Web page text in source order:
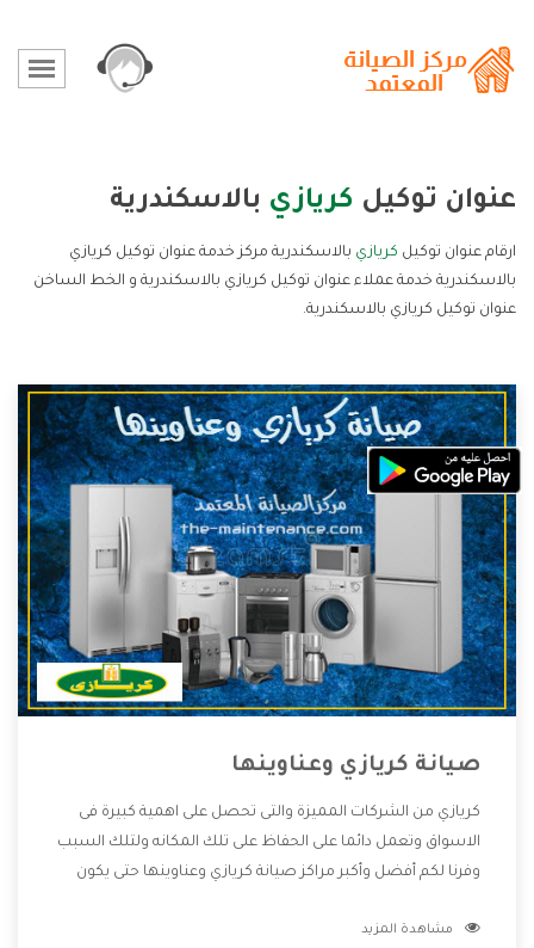
عنوان توكيل كريازي بالاسكندرية
ارقام عنوان توكيل كريازي بالاسكندرية مركز خدمة عنوان توكيل كريازي
بالاسكندرية خدمة عملاء عنوان توكيل كريازي بالاسكندرية و الخط الساخن
عنوان توكيل كريازي بالاسكندرية.
صيانة كريازي وعناوينها
كريازي من الشركات المميزة والتى تحصل على اهمية كبيرة فى
الاسواق وتعمل دائما على الحفاظ على تلك المكانه ولتلك السبب
وفرنا لكم أفضل وأكبر مراكز صيانة كريازي وعناوينها حتى يكون
دون اى ازعاج كما أننا نهتم بكل ما يحتاجه المستهلك لكى نحافظ
مشاهدة المزيد